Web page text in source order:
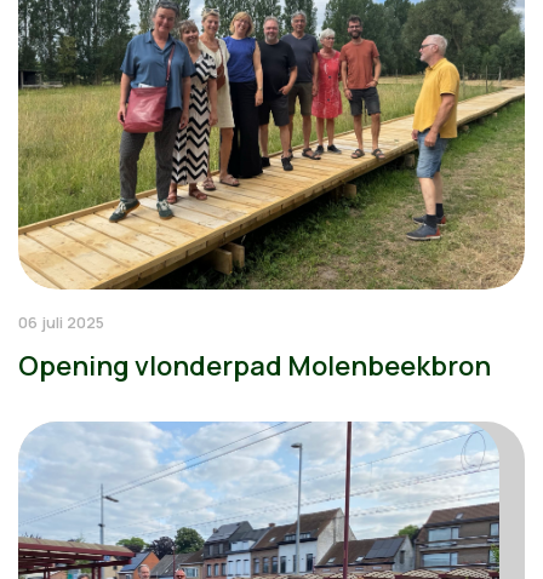
06 juli 2025
Opening vlonderpad Molenbeekbron